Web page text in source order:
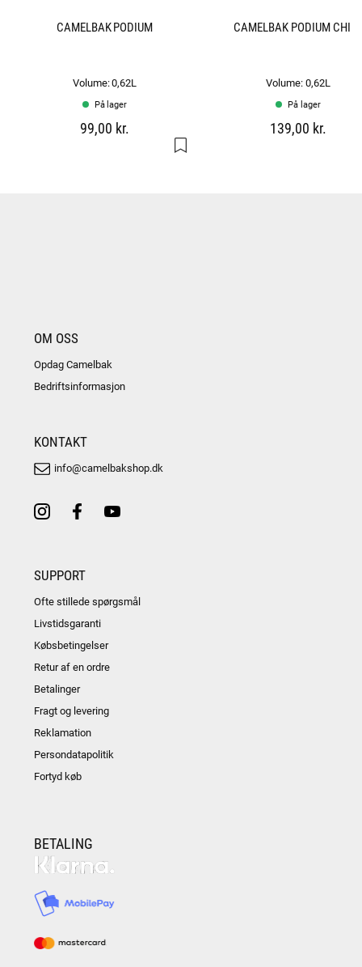
CAMELBAK PODIUM
Volume: 0,62L
På lager
99,00 kr.
CAMELBAK PODIUM CHILL
Volume: 0,62L
På lager
139,00 kr.
OM OSS
Opdag Camelbak
Bedriftsinformasjon
KONTAKT
info@camelbakshop.dk
SUPPORT
Ofte stillede spørgsmål
Livstidsgaranti
Købsbetingelser
Retur af en ordre
Betalinger
Fragt og levering
Reklamation
Persondatapolitik
Fortyd køb
BETALING